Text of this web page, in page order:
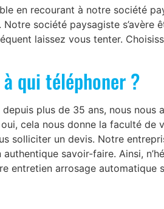
en recourant à notre société
société paysagiste s’avère
laissez vous tenter.
qui téléphoner ?
plus de 35 ans, nous nous
cela nous donne la faculté
solliciter un devis. Notre
savoir-faire. Ainsi,
entretien arrosage automatique